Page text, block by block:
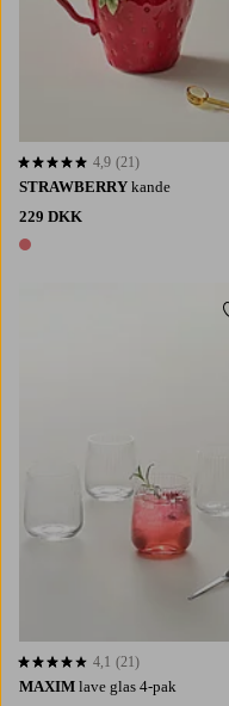
STRAWBERRY kande
229 DKK
1 farve
4,9 baseret på 21 bedømmelser
4,9 (21)
MAXIM lave glas 4-pak
4,1 baseret på 21 bedømmelser
4,1 (21)